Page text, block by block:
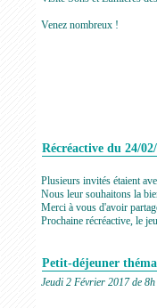
Venez nombreux !
Récréactive du 24/
Plusieurs invités étaient
Nous leur souhaitons la
Merci à vous d'avoir
Prochaine récréactive, le
Petit-déjeuner
Jeudi 2 Février 2017 de